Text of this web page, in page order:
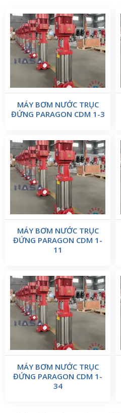
MÁY BƠM NƯỚC TRỤC
ĐỨNG PARAGON CDM 1-3
MÁY BƠM NƯỚC TRỤC
ĐỨNG PARAGON CDM 1-
11
MÁY BƠM NƯỚC TRỤC
ĐỨNG PARAGON CDM 1-
34